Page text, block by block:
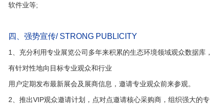
软件业等;
四、强势宣传/ STRONG PUBLICITY
1、充分利用专业展览公司多年来积累的生态环境领域观众数据库，
有针对性地向目标专业观众和行业
用户定期发布最新展会及展商信息，邀请专业观众前来参观。
2、推出VIP观众邀请计划，点对点邀请核心采购商，组织强大的专